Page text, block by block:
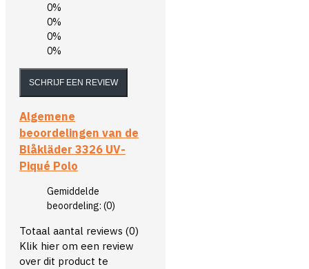
0%
0%
0%
0%
SCHRIJF EEN REVIEW
Algemene
beoordelingen van de
Blåkläder 3326 UV-
Piqué Polo
Gemiddelde
beoordeling: (0)
Totaal aantal reviews (0)
Klik hier om een review
over dit product te